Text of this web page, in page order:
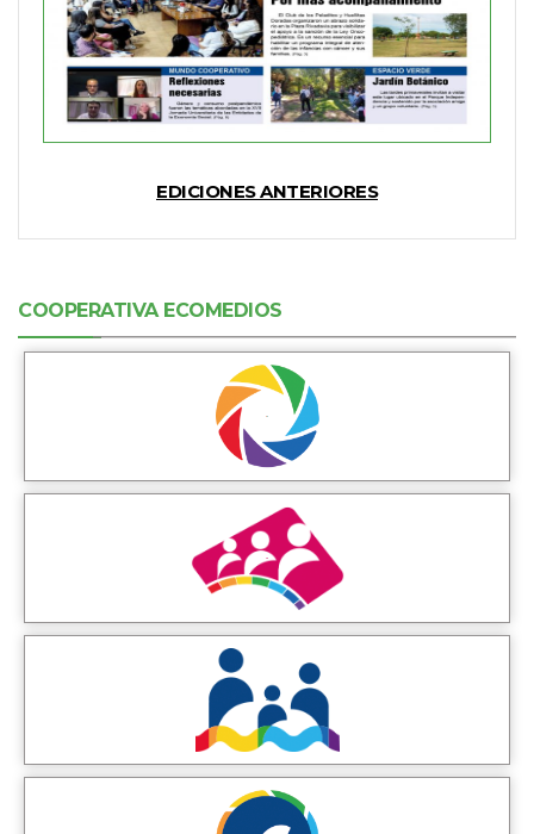
EDICIONES ANTERIORES
COOPERATIVA ECOMEDIOS